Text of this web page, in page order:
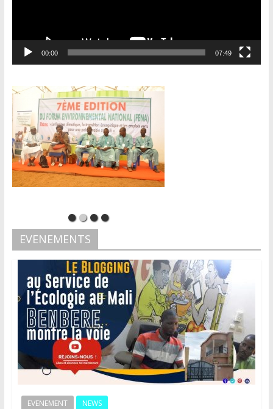
00:00 07:49
EVENEMENTS
EVENEMENT NEWS